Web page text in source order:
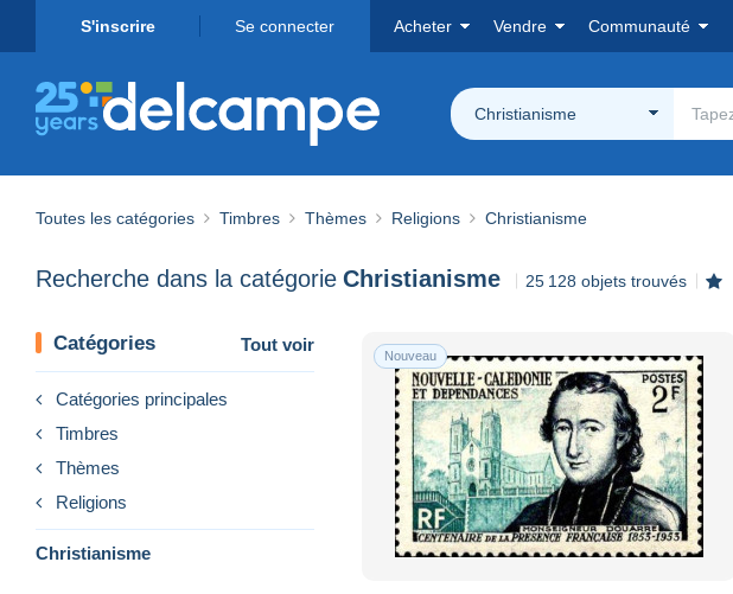
S'inscrire Se connecter Acheter Vendre Communauté
Christianisme
Toutes les catégories Timbres Thèmes Religions Christianisme
Recherche dans la catégorie Christianisme 25 128 objets trouvés
Catégories Tout voir
Catégories principales
Timbres
Thèmes
Religions
Christianisme
Nouveau